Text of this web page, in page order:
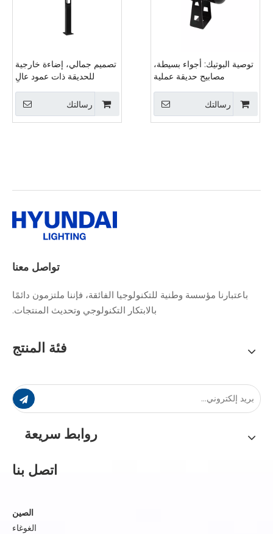
تصميم جمالي، إضاءة خارجية
للحديقة ذات عمود عالٍ
رسالتك
توصية البوتيك: أجواء بسيطة،
مصابيح حديقة عملية
رسالتك
تواصل معنا
باعتبارنا مؤسسة وطنية للتكنولوجيا الفائقة، فإننا ملتزمون دائمًا
بالابتكار التكنولوجي وتحديث المنتجات.
فئة المنتج
روابط سريعة
اتصل بنا
الصين
الغوغاء